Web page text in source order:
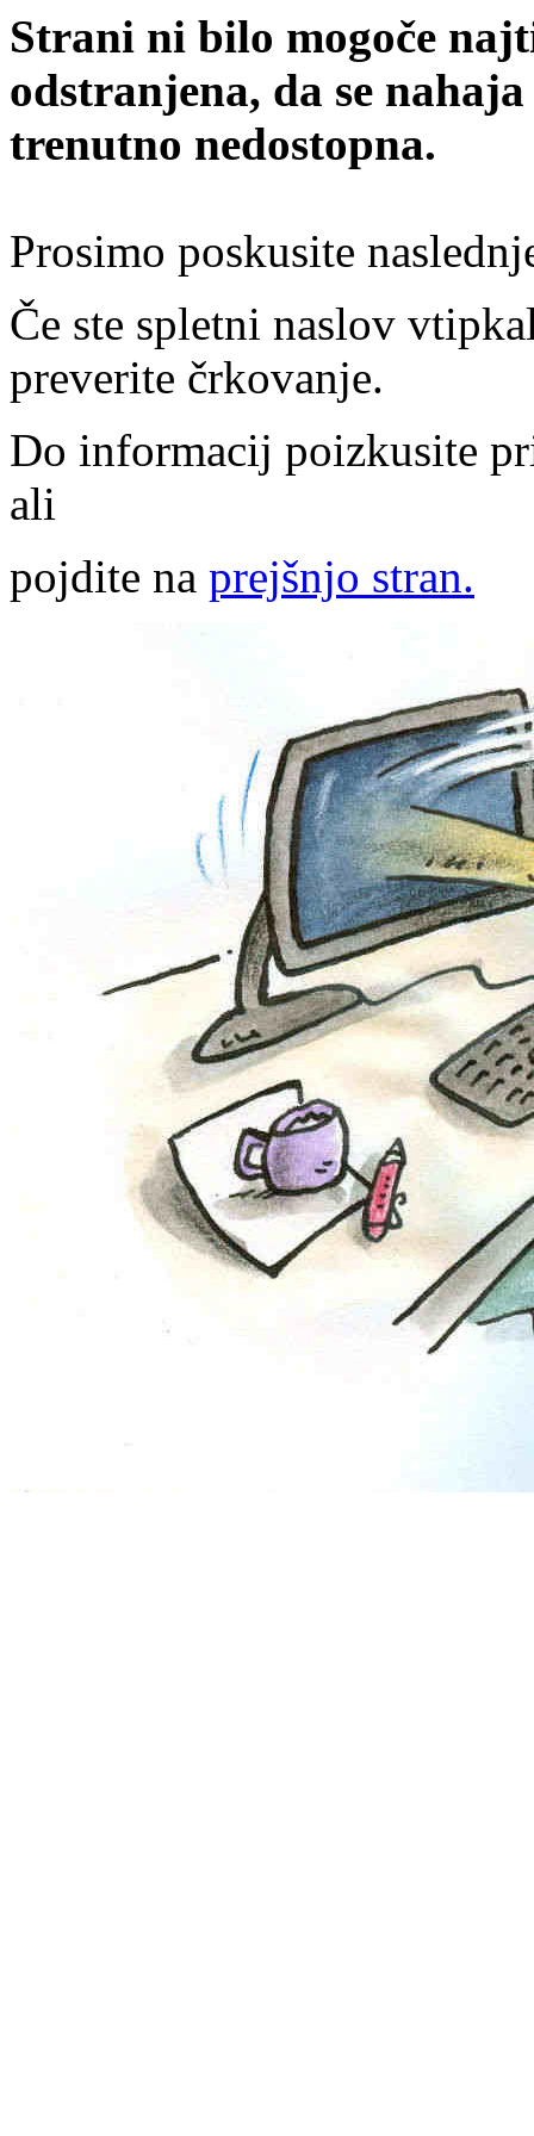
Strani ni bilo mogoče
odstranjena, da se
trenutno nedostopna.
Prosimo poskusite
Če ste spletni naslov
preverite črkovanje.
Do informacij poizkusite
ali
pojdite na prejšnjo stran.